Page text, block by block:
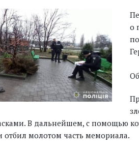
о
В дальнейшем, с помощью
молотом часть мемориала.